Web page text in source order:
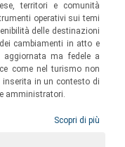
territori e comunità
operativi sui temi
delle destinazioni
cambiamenti in atto e
aggiornata ma fedele a
come nel turismo non
inserita in un contesto di
amministratori.
Scopri di più